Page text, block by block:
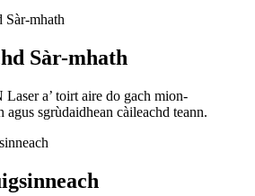
Sàr-mhath
a’ toirt aire do gach mion-
agus sgrùdaidhean càileachd teann.